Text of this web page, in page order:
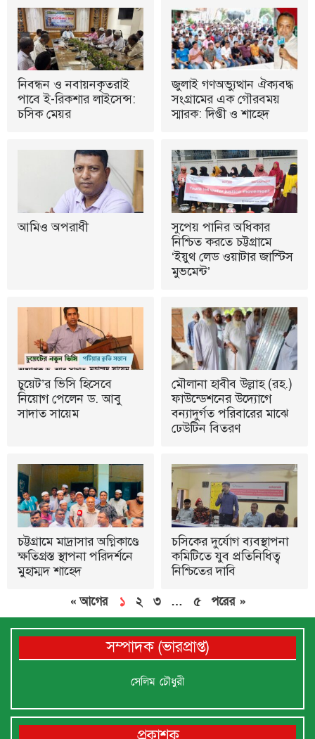
নিবন্ধন ও নবায়নকৃতরাই
পাবে ই-রিকশার লাইসেন্স:
চসিক মেয়র
জুলাই গণঅভ্যুত্থান ঐক্যবদ্ধ
সংগ্রামের এক গৌরবময়
স্মারক: দিপ্তী ও শাহেদ
আমিও অপরাধী
সুপেয় পানির অধিকার
নিশ্চিত করতে চট্টগ্রামে
‘ইয়ুথ লেড ওয়াটার জাস্টিস
মুভমেন্ট’
চুয়েট’র ভিসি হিসেবে
নিয়োগ পেলেন ড. আবু
সাদাত সায়েম
মৌলানা হাবীব উল্লাহ (রহ.)
ফাউন্ডেশনের উদ্যোগে
বন্যাদুর্গত পরিবারের মাঝে
ঢেউটিন বিতরণ
চট্টগ্রামে মাদ্রাসার অগ্নিকাণ্ডে
ক্ষতিগ্রস্ত স্থাপনা পরিদর্শনে
মুহাম্মদ শাহেদ
চসিকের দুর্যোগ ব্যবস্থাপনা
কমিটিতে যুব প্রতিনিধিত্ব
নিশ্চিতের দাবি
« আগের ১ ২ ৩ … ৫ পরের »
সম্পাদক (ভারপ্রাপ্ত)
সেলিম চৌধুরী